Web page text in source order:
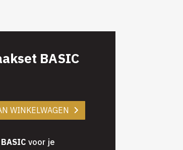
BASIC
WINKELWAGEN
voor je